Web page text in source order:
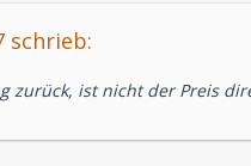
schrieb:
zurück, ist nicht der Preis